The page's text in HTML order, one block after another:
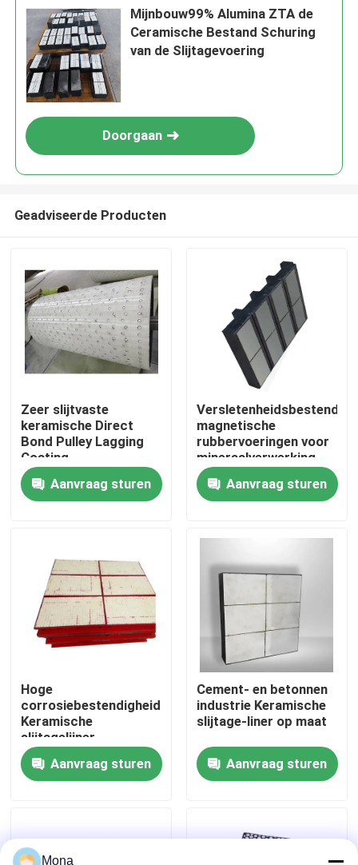
Thuis
Producten
Videos
Fabrieksreis
Contacteer ons
nieuws
Alumina Ceramische Voering
Mijnbouw99% Alumina ZTA de
Ceramische Bestand Schuring
van de Slijtagevoering
Doorgaan
Geadviseerde Producten
Zeer slijtvaste
keramische Direct
Bond Pulley Lagging
Coating
Aanvraag sturen
Versletenheidsbestendige
magnetische
rubbervoeringen voor
mineraalverwerking
Aanvraag sturen
Hoge
corrosiebestendigheid
Keramische
slijtagelijner
Abrasiebestendig
Aanvraag sturen
Cement- en betonnen
industrie Keramische
slijtage-liner op maat
Aanvraag sturen
Mona